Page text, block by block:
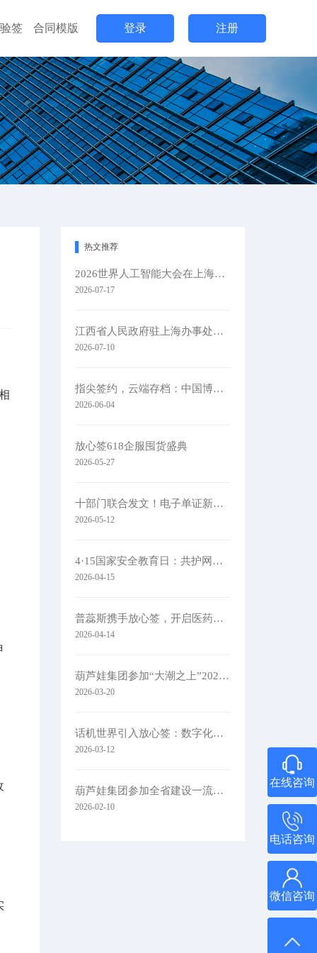
签 合同模版 登录 注册
热文推荐
2026世界人工智能大会在上海隆重举办
2026-07-17
江西省人民政府驻上海办事处党组书记、主任肖承贵一行莅临集团考察
2026-07-10
指尖签约，云端存档：中国博协携手放心签，让办展更简单
2026-06-04
放心签618企服囤货盛典
2026-05-27
十部门联合发文！电子单证新规落地
2026-05-12
4·15国家安全教育日：共护网络安全​
2026-04-15
普蕊斯携手放心签，开启医药研发智慧签约新时代
2026-04-14
葫芦娃集团参加“大潮之上”2026浙商主题大会
2026-03-20
话机世界引入放心签：数字化签约赋能通信零售新未来
2026-03-12
葫芦娃集团参加全省建设一流创新生态打造最具竞争力营商环境大会
2026-02-10
在线咨询
电话咨询
微信咨询